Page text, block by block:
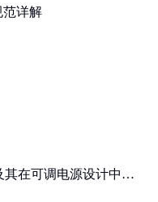
范详解
其在可调电源设计中的